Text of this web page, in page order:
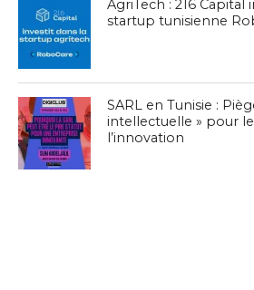
AgriTech : 216 Capital
startup tunisienne
SARL en Tunisie :
intellectuelle » pour
l’innovation